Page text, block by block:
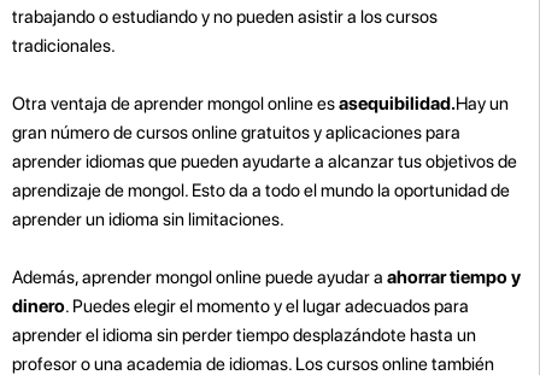
trabajando o estudiando y no pueden asistir a los cursos
tradicionales.
Otra ventaja de aprender mongol online esasequibilidad.Hay un
gran número de cursos online gratuitos y aplicaciones para
aprender idiomas que pueden ayudarte a alcanzar tus objetivos de
aprendizaje de mongol. Esto da a todo el mundo la oportunidad de
aprender un idioma sin limitaciones.
Además, aprender mongol online puede ayudar a ahorrar tiempo y
dinero. Puedes elegir el momento y el lugar adecuados para
aprender el idioma sin perder tiempo desplazándote hasta un
profesor o una academia de idiomas. Los cursos online también